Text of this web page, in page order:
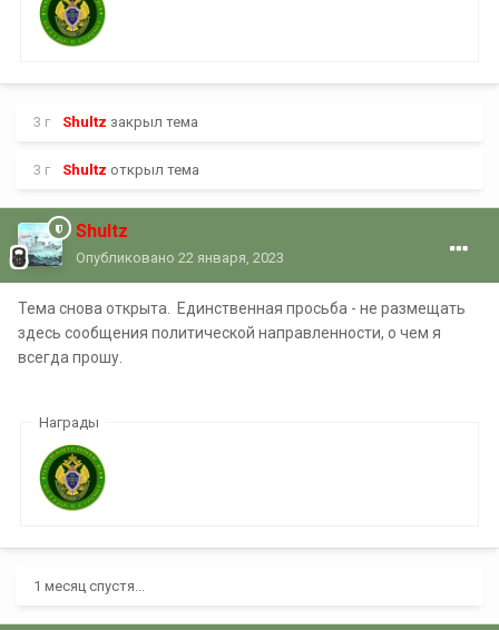
3 г Shultz закрыл тема
3 г Shultz открыл тема
Shultz
Опубликовано 22 января, 2023
Тема снова открыта. Единственная просьба - не размещать
здесь сообщения политической направленности, о чем я
всегда прошу.
Награды
1 месяц спустя...